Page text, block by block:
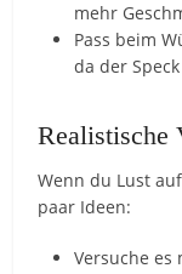
mehr
Pass beim
da der
Realistische
Wenn du Lust
paar Ideen:
Versuche